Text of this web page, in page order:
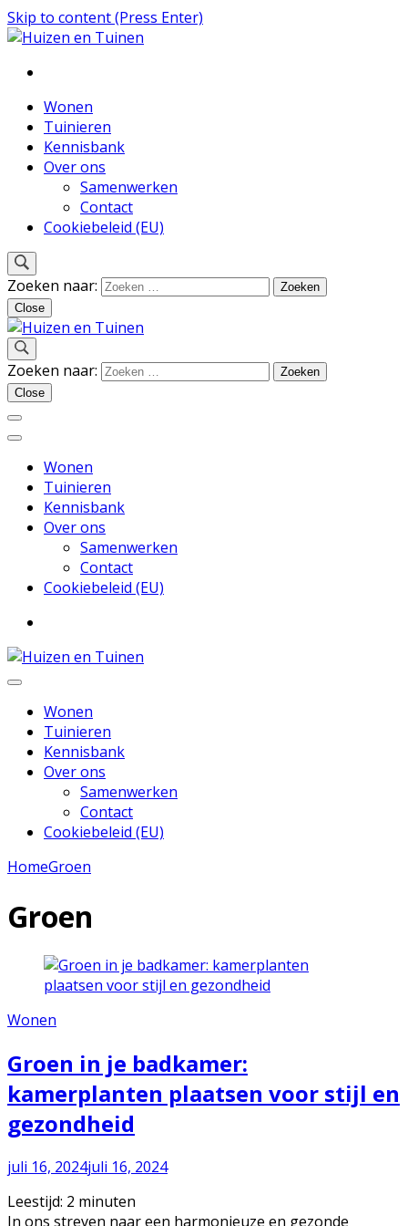
Skip to content (Press Enter)
Huizen en Tuinen
Inspiratie voor wonen en tuinieren
Wonen
Tuinieren
Kennisbank
Over ons
Samenwerken
Contact
Cookiebeleid (EU)
Zoeken naar:
Close
Huizen en Tuinen
Inspiratie voor wonen en tuinieren
Zoeken naar:
Close
Wonen
Tuinieren
Kennisbank
Over ons
Samenwerken
Contact
Cookiebeleid (EU)
Huizen en Tuinen
Inspiratie voor wonen en tuinieren
Wonen
Tuinieren
Kennisbank
Over ons
Samenwerken
Contact
Cookiebeleid (EU)
HomeGroen
Groen
Wonen
Groen in je badkamer:
kamerplanten plaatsen voor stijl en
gezondheid
juli 16, 2024juli 16, 2024
Leestijd: 2 minuten
In ons streven naar een harmonieuze en gezonde